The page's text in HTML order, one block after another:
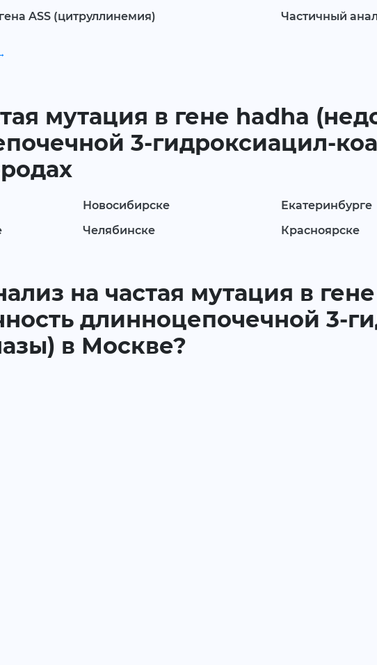
ASS (цитруллинемия)
Частичный
мутация в гене hadha
3-гидроксиацил-
Новосибирске Екатеринбурге
Челябинске Красноярске
на частая мутация в
длинноцепочечной 3-
в Москве?